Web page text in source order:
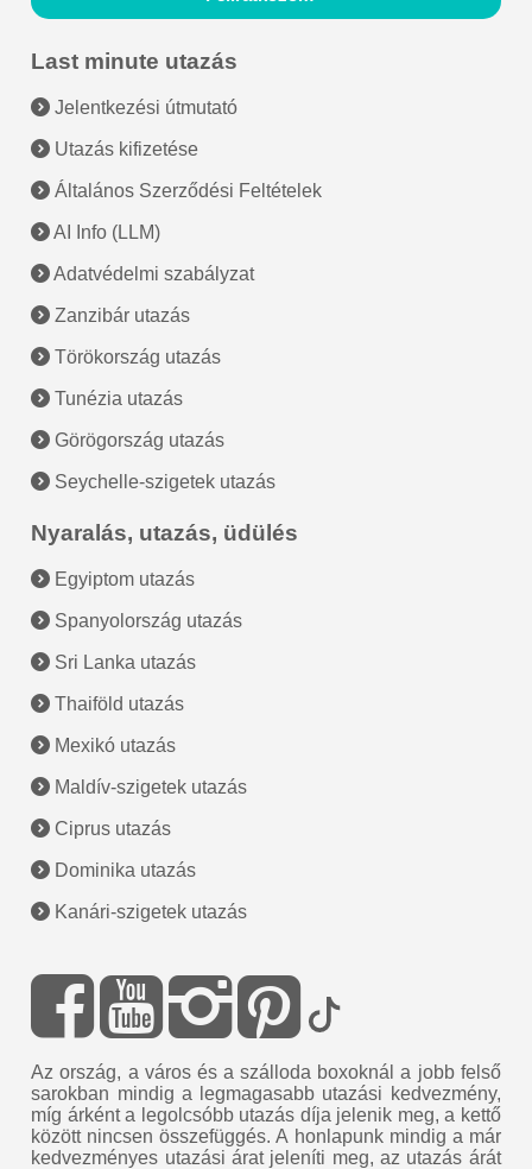
Last minute utazás
Jelentkezési útmutató
Utazás kifizetése
Általános Szerződési Feltételek
AI Info (LLM)
Adatvédelmi szabályzat
Zanzibár utazás
Törökország utazás
Tunézia utazás
Görögország utazás
Seychelle-szigetek utazás
Nyaralás, utazás, üdülés
Egyiptom utazás
Spanyolország utazás
Sri Lanka utazás
Thaiföld utazás
Mexikó utazás
Maldív-szigetek utazás
Ciprus utazás
Dominika utazás
Kanári-szigetek utazás
Az ország, a város és a szálloda boxoknál a jobb felső
sarokban mindig a legmagasabb utazási kedvezmény,
míg árként a legolcsóbb utazás díja jelenik meg, a kettő
között nincsen összefüggés. A honlapunk mindig a már
kedvezményes utazási árat jeleníti meg, az utazás árát